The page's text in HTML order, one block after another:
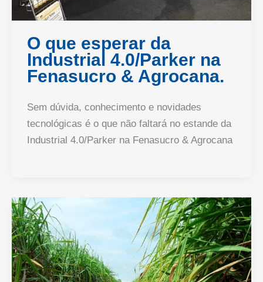
O que esperar da
Industrial 4.0/Parker na
Fenasucro & Agrocana.
Sem dúvida, conhecimento e novidades
tecnológicas é o que não faltará no estande da
Industrial 4.0/Parker na Fenasucro & Agrocana